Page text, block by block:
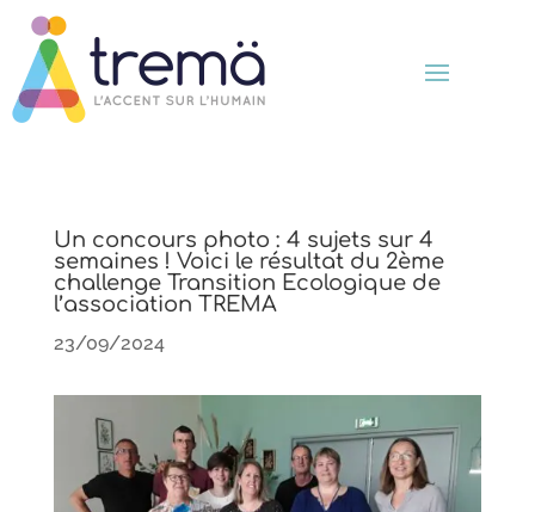
Un concours photo : 4 sujets sur 4
semaines ! Voici le résultat du 2ème
challenge Transition Ecologique de
l’association TREMA
23/09/2024